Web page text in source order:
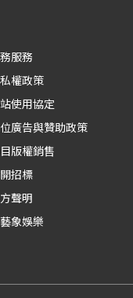
服務
權政策
使用協定
廣告與贊助政策
版權銷售
招標
聲明
象娛樂